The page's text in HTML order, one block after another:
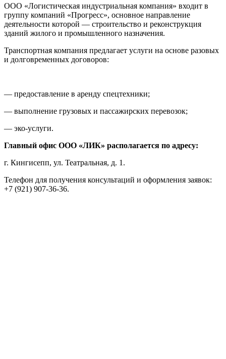
ООО «Логистическая индустриальная компания» входит в
группу компаний «Прогресс», основное направление
деятельности которой — строительство и реконструкция
зданий жилого и промышленного назначения.
Транспортная компания предлагает услуги на основе разовых
и долговременных договоров:
— предоставление в аренду спецтехники;
— выполнение грузовых и пассажирских перевозок;
— эко-услуги.
Главный офис ООО «ЛИК» располагается по адресу:
г. Кингисепп, ул. Театральная, д. 1.
Телефон для получения консультаций и оформления заявок:
+7 (921) 907-36-36.